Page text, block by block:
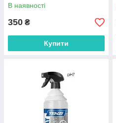
В наявності
350 ₴
Купити